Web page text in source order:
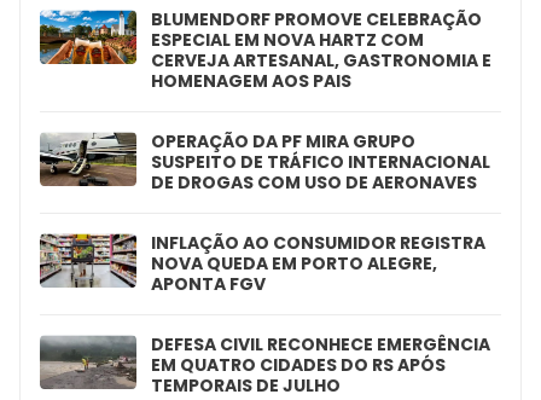
BLUMENDORF PROMOVE CELEBRAÇÃO
ESPECIAL EM NOVA HARTZ COM
CERVEJA ARTESANAL, GASTRONOMIA E
HOMENAGEM AOS PAIS
OPERAÇÃO DA PF MIRA GRUPO
SUSPEITO DE TRÁFICO INTERNACIONAL
DE DROGAS COM USO DE AERONAVES
INFLAÇÃO AO CONSUMIDOR REGISTRA
NOVA QUEDA EM PORTO ALEGRE,
APONTA FGV
DEFESA CIVIL RECONHECE EMERGÊNCIA
EM QUATRO CIDADES DO RS APÓS
TEMPORAIS DE JULHO